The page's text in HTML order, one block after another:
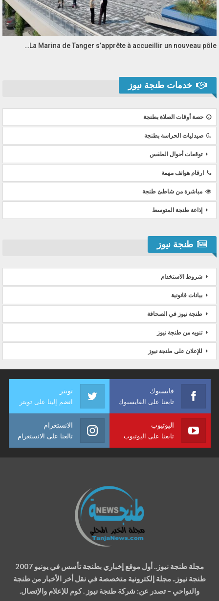
La Marina de Tanger s’apprête à accueillir un nouveau pôle…
خدمات طنجة نيوز
حصة أوقات الصلاة بطنجة
صيدليات الحراسة بطنجة
توقعات أحوال الطقس
ارقام هواتف مهمة
مباشرة من شاطئ طنجة
إذاعة طنجة المتوسط
طنجة نيوز
شروط الاستخدام
بيانات قانونية
طنجة نيوز في الصحافة
تنويه من طنجة نيوز
للإعلان على طنجة نيوز
فايسبوك
تابعنا على الفايسبوك
تويتر
انضم إلينا على تويتر
اليوتيوب
تابعنا على اليوتيوب
الانستغرام
تالعنا على الانستغرام
مجلة طنجة نيوز.. أول موقع إخباري بطنجة تأسس في يونيو 2007
طنجة نيوز.. مجلة إلكترونية متخصصة في نقل أخر الأخبار من طنجة
والنواحي – تصدر عن: شركة طنجة نيوز . كوم للإعلام والإتصال.